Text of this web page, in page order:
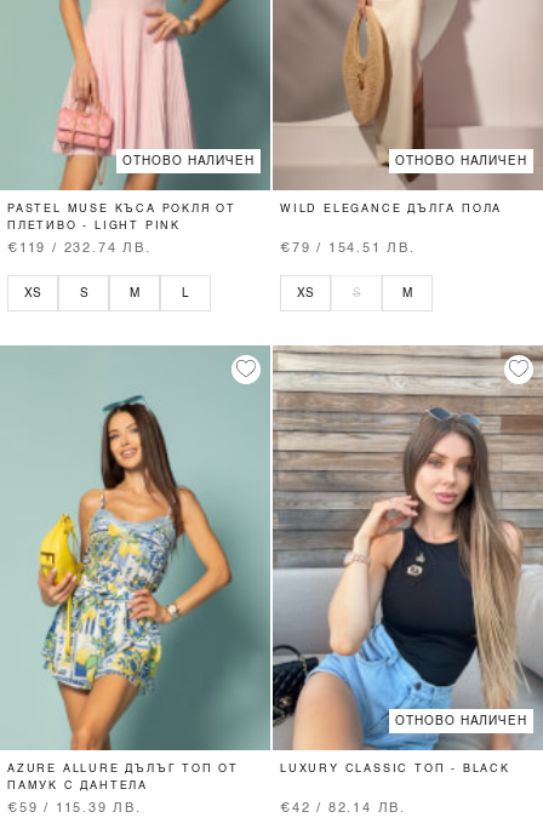
ОТНОВО НАЛИЧЕН
PASTEL MUSE КЪСА РОКЛЯ ОТ
ПЛЕТИВО - LIGHT PINK
€119 / 232.74 ЛВ.
XS S M
ОТНОВО НАЛИЧЕН
WILD ELEGANCE ДЪЛГА ПОЛА
€79 / 154.51 ЛВ.
XS S M
AZURE ALLURE ДЪЛЪГ ТОП ОТ
ПАМУК С ДАНТЕЛА
€59 / 115.39 ЛВ.
ОТНОВО НАЛИЧЕН
LUXURY CLASSIC ТОП - BLACK
€42 / 82.14 ЛВ.